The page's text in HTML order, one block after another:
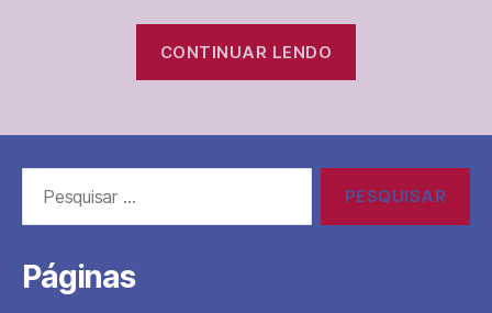
CONTINUAR LENDO
com
por:
Páginas